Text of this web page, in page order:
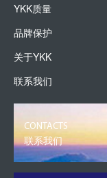
YKK质量
品牌保护
关于YKK
联系我们
CONTACTS
联系我们